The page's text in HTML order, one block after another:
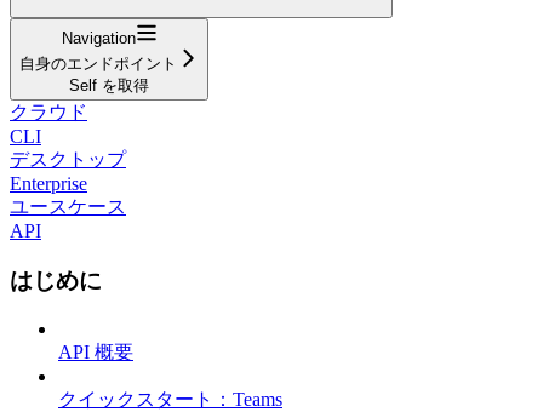
Navigation
自身のエンドポイント
Self を取得
クラウド
CLI
デスクトップ
Enterprise
ユースケース
API
はじめに
API 概要
クイックスタート：Teams